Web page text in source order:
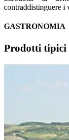
contraddistinguere i
GASTRONOMIA
Prodotti tipici